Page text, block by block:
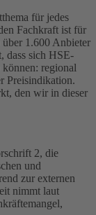
für jedes
Fachkraft ist für
1.600 Anbieter
dass sich HSE-
regional
Preisindikation.
den wir in dieser
2, die
und
zur externen
nimmt laut